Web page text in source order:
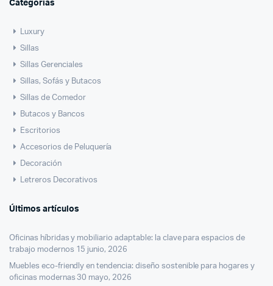
Categorías
Luxury
Sillas
Sillas Gerenciales
Sillas, Sofás y Butacos
Sillas de Comedor
Butacos y Bancos
Escritorios
Accesorios de Peluquería
Decoración
Letreros Decorativos
Últimos artículos
Oficinas híbridas y mobiliario adaptable: la clave para espacios de
trabajo modernos 15 junio, 2026
Muebles eco-friendly en tendencia: diseño sostenible para hogares y
oficinas modernas 30 mayo, 2026